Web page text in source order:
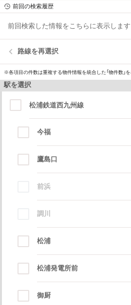
前回の検索履歴
前回検索した情報をこちらに表示します
路線を再選択
※各項目の件数は重複する物件情報を統合した「物件数」
駅を選択
松浦鉄道西九州線
今福
鷹島口
前浜
調川
松浦
松浦発電所前
御厨